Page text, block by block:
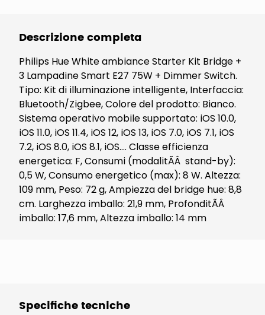
Descrizione completa
Philips Hue White ambiance Starter Kit Bridge +
3 Lampadine Smart E27 75W + Dimmer Switch.
Tipo: Kit di illuminazione intelligente, Interfaccia:
Bluetooth/Zigbee, Colore del prodotto: Bianco.
Sistema operativo mobile supportato: iOS 10.0,
iOS 11.0, iOS 11.4, iOS 12, iOS 13, iOS 7.0, iOS 7.1, iOS
7.2, iOS 8.0, iOS 8.1, iOS.... Classe efficienza
energetica: F, Consumi (modalitÃÂ stand-by):
0,5 W, Consumo energetico (max): 8 W. Altezza:
109 mm, Peso: 72 g, Ampiezza del bridge hue: 8,8
cm. Larghezza imballo: 21,9 mm, ProfonditÃÂ
imballo: 17,6 mm, Altezza imballo: 14 mm
Specifiche tecniche